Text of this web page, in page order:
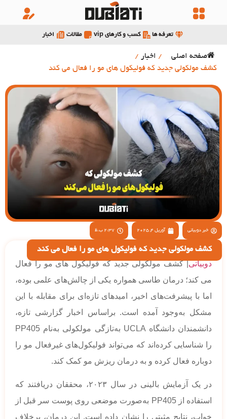
تعرفه ها کسب و کارهای vip مقالات اخبار
صفحه اصلی / اخبار /
کشف مولکولی جدید که فولیکول های مو را فعال می کند
خبر دوبیاتی آوریل 4, 2025 2:37 ب.ظ
کشف مولکولی جدید که فولیکول های مو را فعال می کند
دوبیاتی| کشف مولکولی جدید که فولیکول های مو را فعال
می کند؛ درمان طاسی همواره یکی از چالش‌های علمی بوده،
اما با پیشرفت‌های اخیر، امیدهای تازه‌ای برای مقابله با این
مشکل به‌وجود آمده است. براساس اخبار گزارشی تازه،
دانشمندان دانشگاه UCLA به‌تازگی مولکولی به‌نام PP405
را شناسایی کرده‌اند که می‌تواند فولیکول‌های غیرفعال مو را
دوباره فعال کرده و به درمان ریزش مو کمک کند.
در یک آزمایش بالینی در سال ٢٠٢٣، محققان دریافتند که
استفاده از PP405 به‌صورت موضعی روی پوست سر قبل از
خواب، نتایج مثبتی را نشان داده است. این درمان، برخلاف